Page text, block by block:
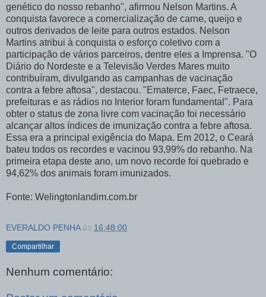
genético do nosso rebanho", afirmou Nelson Martins. A
conquista favorece a comercialização de carne, queijo e
outros derivados de leite para outros estados. Nelson
Martins atribui à conquista o esforço coletivo com a
participação de vários parceiros, dentre eles a Imprensa. "O
Diário do Nordeste e a Televisão Verdes Mares muito
contribuíram, divulgando as campanhas de vacinação
contra a febre aftosa", destacou. "Ematerce, Faec, Fetraece,
prefeituras e as rádios no Interior foram fundamental". Para
obter o status de zona livre com vacinação foi necessário
alcançar altos índices de imunização contra a febre aftosa.
Essa era a principal exigência do Mapa. Em 2012, o Ceará
bateu todos os recordes e vacinou 93,99% do rebanho. Na
primeira etapa deste ano, um novo recorde foi quebrado e
94,62% dos animais foram imunizados.
Fonte: Welingtonlandim.com.br
EVERALDO PENHA às 16:48:00
Compartilhar
Nenhum comentário: